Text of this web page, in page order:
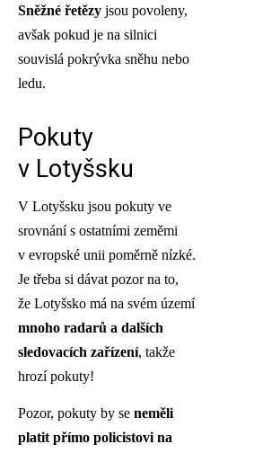
Sněžné řetězy jsou povoleny,
avšak pokud je na silnici
souvislá pokrývka sněhu nebo
ledu.
Pokuty
v Lotyšsku
V Lotyšsku jsou pokuty ve
srovnání s ostatními zeměmi
v evropské unii poměrně nízké.
Je třeba si dávat pozor na to,
že Lotyšsko má na svém území
mnoho radarů a dalších
sledovacích zařízení, takže
hrozí pokuty!
Pozor, pokuty by se neměli
platit přímo policistovi na